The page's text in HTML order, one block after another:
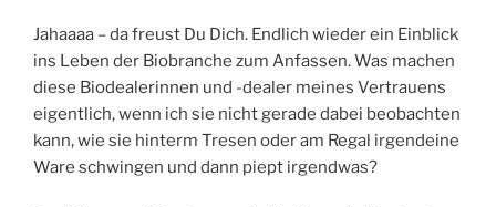
Jahaaaa – da freust Du Dich. Endlich wieder ein Einblick
ins Leben der Biobranche zum Anfassen. Was machen
diese Biodealerinnen und -dealer meines Vertrauens
eigentlich, wenn ich sie nicht gerade dabei beobachten
kann, wie sie hinterm Tresen oder am Regal irgendeine
Ware schwingen und dann piept irgendwas?